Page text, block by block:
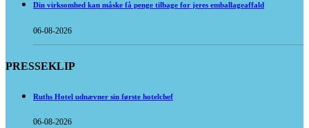
Din virksomhed kan måske få penge tilbage for jeres emballageaffald
06-08-2026
PRESSEKLIP
Ruths Hotel udnævner sin første hotelchef
06-08-2026